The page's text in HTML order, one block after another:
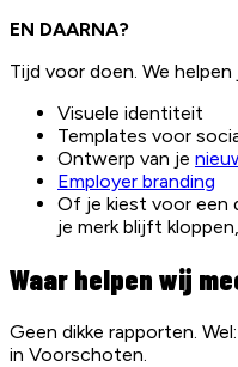
EN DAARNA?
Tijd voor doen. We helpen
Visuele identiteit
Templates voor
Ontwerp van je
Employer branding
Of je kiest voor een
je merk blijft
Waar helpen wij
Geen dikke rapporten.
in Voorschoten.